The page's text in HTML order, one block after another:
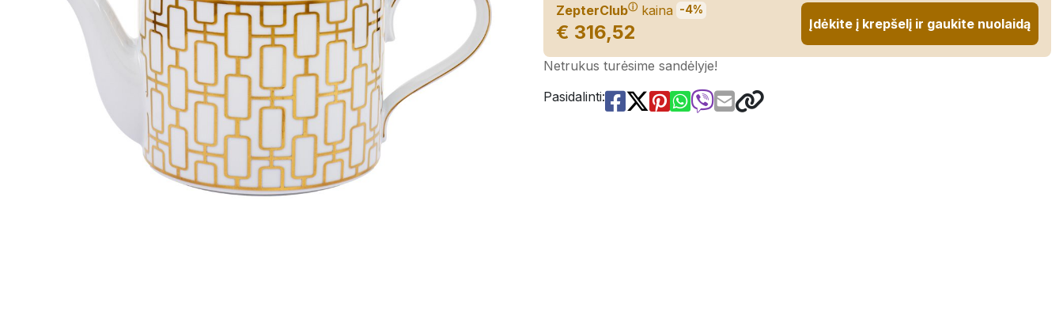
ZepterClubⓘ kaina -4%
€ 316,52 Įdėkite į krepšelį ir gaukite nuolaidą
Netrukus turėsime sandėlyje!
Pasidalinti: